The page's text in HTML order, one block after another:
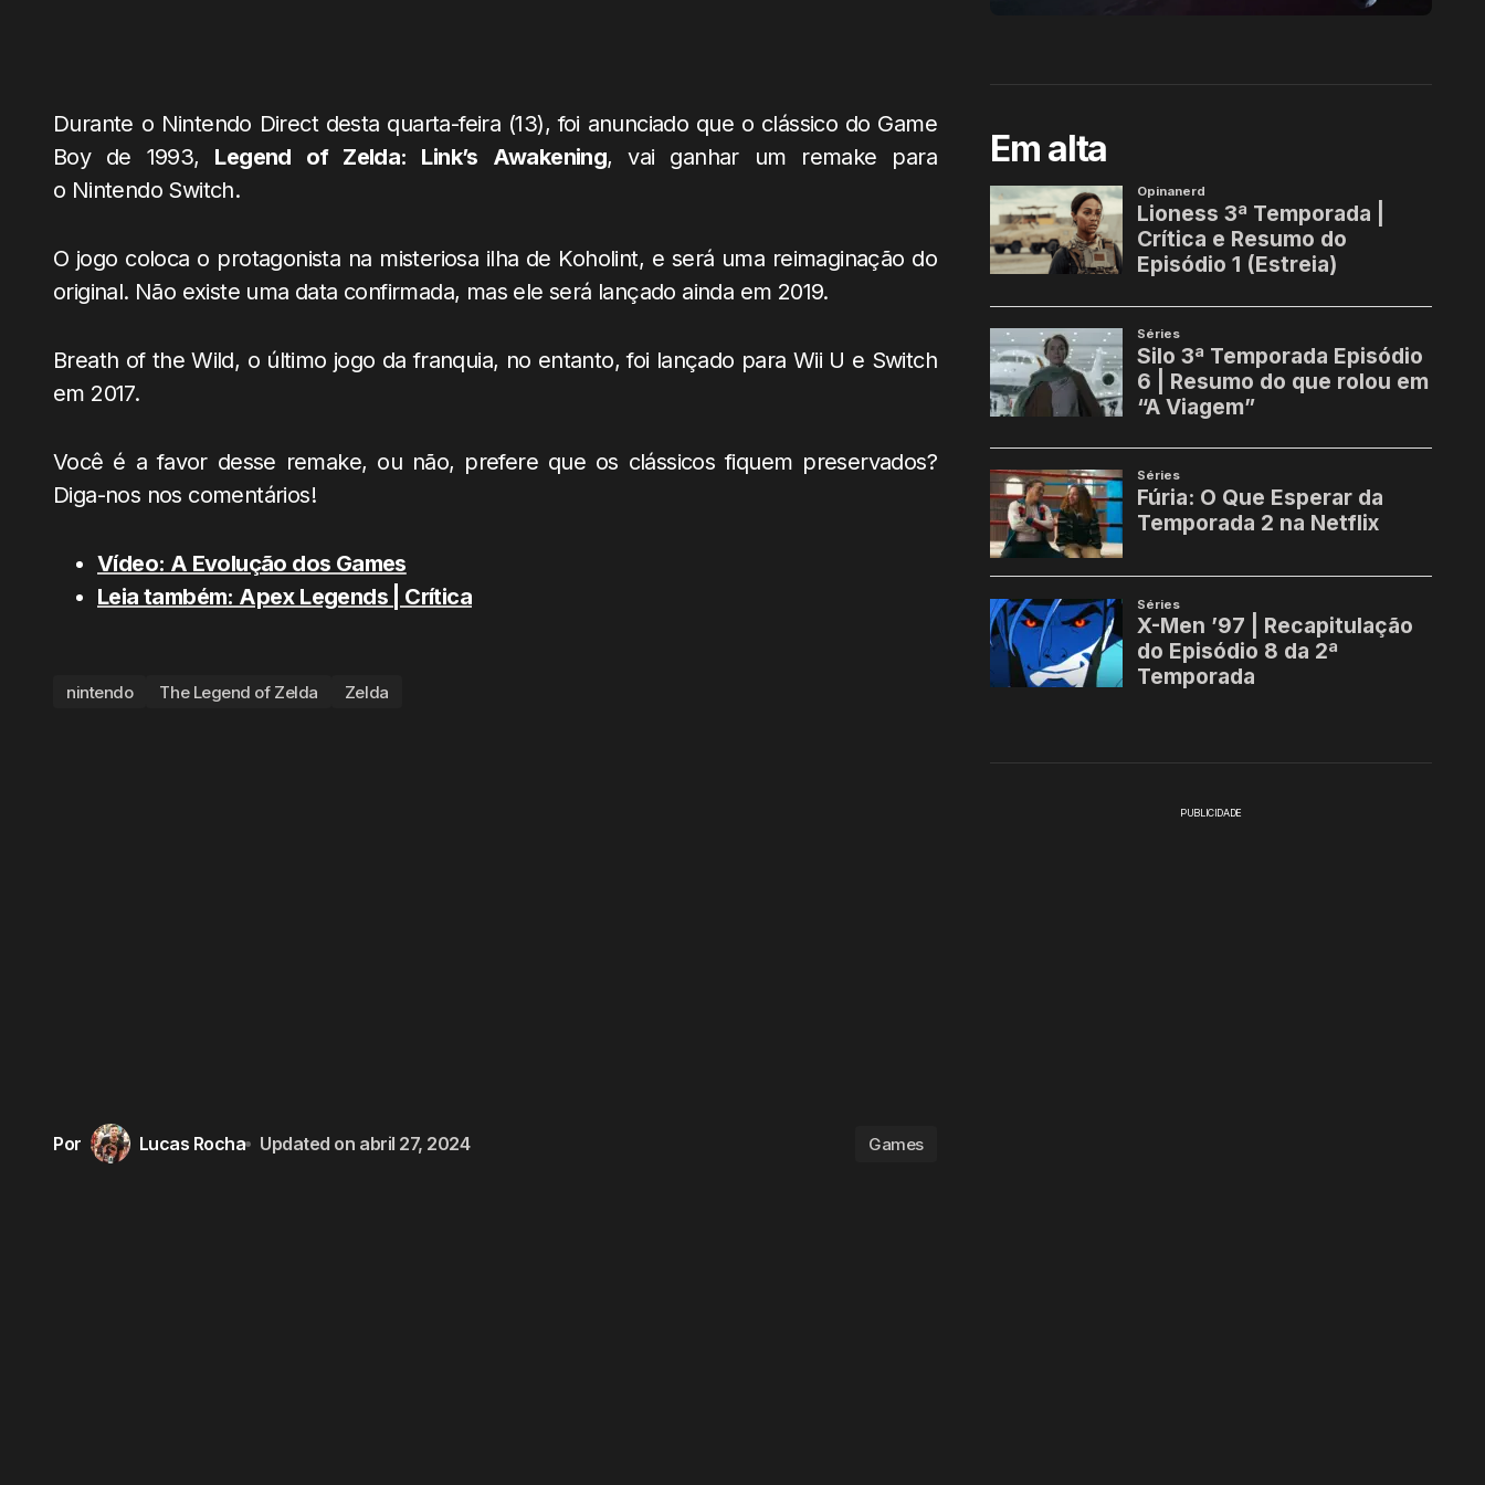
Durante o Nintendo Direct desta quarta-feira (13), foi anunciado que o clássico do Game
Boy de 1993, Legend of Zelda: Link’s Awakening, vai ganhar um remake para
o Nintendo Switch.
O jogo coloca o protagonista na misteriosa ilha de Koholint, e será uma reimaginação do
original. Não existe uma data confirmada, mas ele será lançado ainda em 2019.
Breath of the Wild, o último jogo da franquia, no entanto, foi lançado para Wii U e Switch
em 2017.
Você é a favor desse remake, ou não, prefere que os clássicos fiquem preservados?
Diga-nos nos comentários!
Vídeo: A Evolução dos Games
Leia também: Apex Legends | Crítica
nintendo The Legend of Zelda Zelda
Por Lucas Rocha Updated on abril 27, 2024 Games
Em alta
PUBLICIDADE